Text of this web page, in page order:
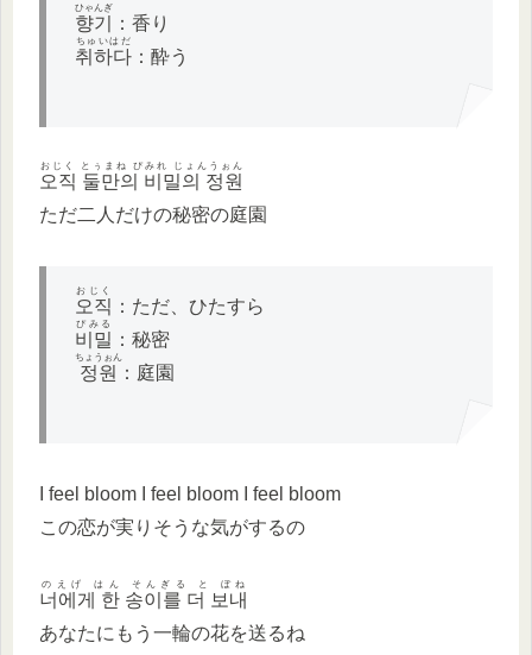
향기
ひゃんぎ
：香り
취하다
ちゅいはだ
：酔う
오직 둘만의 비밀의 정원
おじく とぅまね ぴみれ じょんうぉん
ただ二人だけの秘密の庭園
오직
おじく
：ただ、ひたすら
비밀
ぴみる
：秘密
정원
ちょうぉん
：庭園
I feel bloom I feel bloom I feel bloom
この恋が実りそうな気がするの
너에게 한 송이를 더 보내
のえげ はん そんぎる と ぼね
あなたにもう一輪の花を送るね